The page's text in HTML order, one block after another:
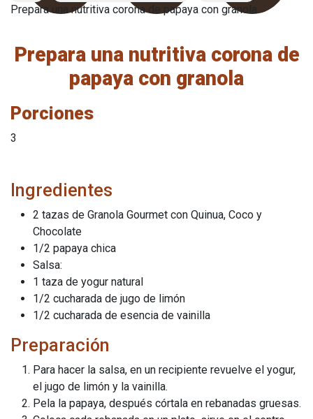
Prepara una nutritiva corona de papaya con granola
Prepara una nutritiva corona de
papaya con granola
Porciones
3
Ingredientes
2 tazas de Granola Gourmet con Quinua, Coco y
Chocolate
1/2 papaya chica
Salsa:
1 taza de yogur natural
1/2 cucharada de jugo de limón
1/2 cucharada de esencia de vainilla
Preparación
Para hacer la salsa, en un recipiente revuelve el yogur,
el jugo de limón y la vainilla.
Pela la papaya, después córtala en rebanadas gruesas.